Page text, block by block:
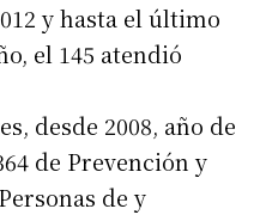
y hasta el último
el 145 atendió
desde 2008, año de
de Prevención y
de y